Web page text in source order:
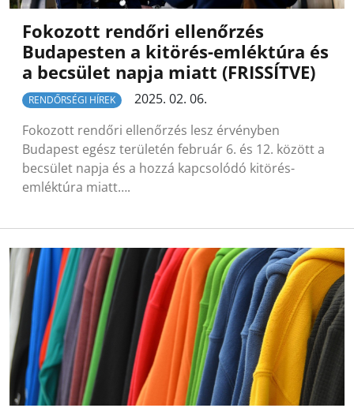
Fokozott rendőri ellenőrzés
Budapesten a kitörés-emléktúra és
a becsület napja miatt (FRISSÍTVE)
RENDŐRSÉGI HÍREK
2025. 02. 06.
Fokozott rendőri ellenőrzés lesz érvényben
Budapest egész területén február 6. és 12. között a
becsület napja és a hozzá kapcsolódó kitörés-
emléktúra miatt….